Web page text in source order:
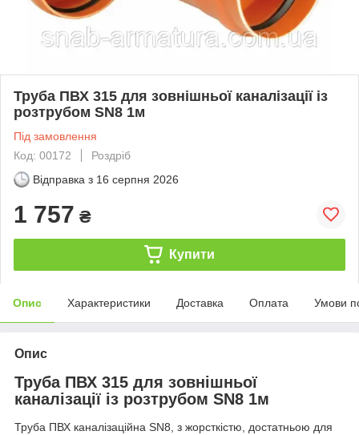
Труба ПВХ 315 для зовнішньої каналізації із
розтрубом SN8 1м
Під замовлення
Код: 00172
Роздріб
Відправка з 16 серпня 2026
1 757 ₴
Купити
Опис Характеристики Доставка Оплата Умови
Опис
Труба ПВХ 315 для зовнішньої
каналізації із розтрубом SN8 1м
Труба ПВХ каналізаційна SN8, з жорсткістю, достатньою для